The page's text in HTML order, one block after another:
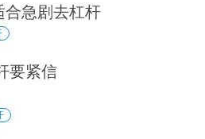
合急剧去杠杆
要紧信